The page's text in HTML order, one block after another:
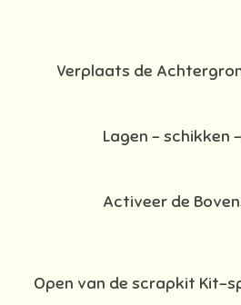
Verplaats de
Lagen – schikken
Activeer de
Open van de scrapkit Kit-